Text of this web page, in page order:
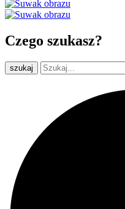
Czego szukasz?
szukaj